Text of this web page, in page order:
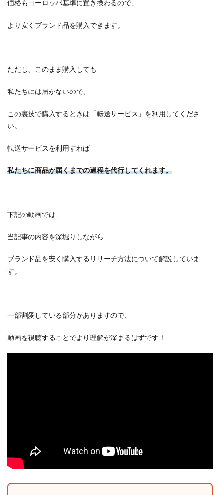
価格もヨーロッパ基準に置き換わるので、
より安くブランド品を購入できます。
ただし、このまま購入しても
私たちには届かないので、
この裏技で購入するときは「転送サービス」を利用してくださ
い。
転送サービスを利用すれば
私たちに商品が届くまでの過程を代行してくれます。
下記の動画では、
当記事の内容を深堀りしながら
ブランド品を安く購入するリサーチ方法について解説していま
す。
一部割愛している部分がありますので、
動画を視聴することでより理解が深まるはずです！